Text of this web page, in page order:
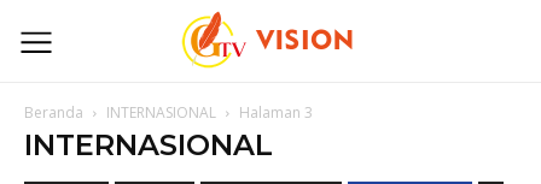
Beranda INTERNASIONAL Halaman 3
INTERNASIONAL